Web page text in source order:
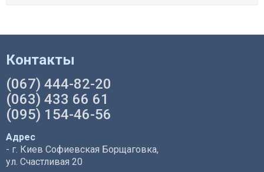
Контакты
(067) 444-82-20
(063) 433 66 61
(095) 154-46-56
Адрес
- г. Киев Софиевская Борщаговка,
ул. Счастливая 20